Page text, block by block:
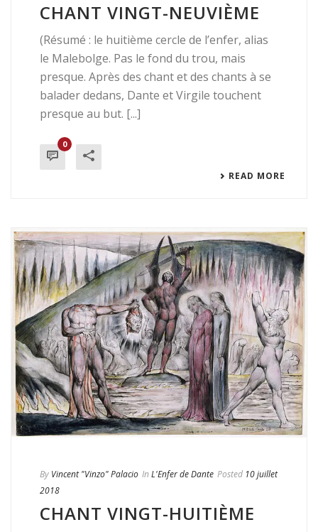
CHANT VINGT-NEUVIÈME
(Résumé : le huitième cercle de l’enfer, alias
le Malebolge. Pas le fond du trou, mais
presque. Après des chant et des chants à se
balader dedans, Dante et Virgile touchent
presque au but. [...]
0
READ MORE
By Vincent "Vinzo" Palacio In L'Enfer de Dante Posted 10 juillet
2018
CHANT VINGT-HUITIÈME